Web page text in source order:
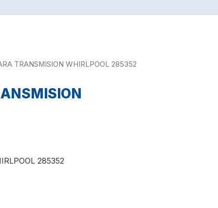
TRANSMISION WHIRLPOOL 285352
285352